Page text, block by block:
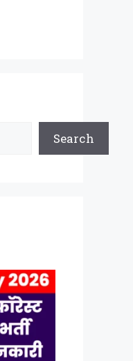
Search